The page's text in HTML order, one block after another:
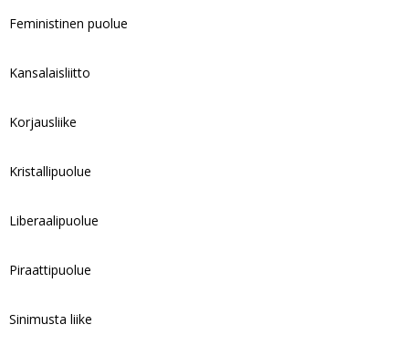
Feministinen puolue
Kansalaisliitto
Korjausliike
Kristallipuolue
Liberaalipuolue
Piraattipuolue
Sinimusta liike